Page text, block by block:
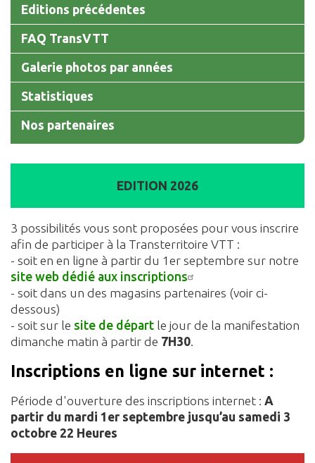
Editions précédentes
FAQ TransVTT
Galerie photos par années
Statistiques
Nos partenaires
EDITION 2026
3 possibilités vous sont proposées pour vous inscrire
afin de participer à la Transterritoire VTT :
- soit en en ligne à partir du 1er septembre sur notre
site web dédié aux inscriptions
- soit dans un des magasins partenaires (voir ci-
dessous)
- soit sur le site de départ le jour de la manifestation
dimanche matin à partir de 7H30.
Inscriptions en ligne sur internet :
Période d'ouverture des inscriptions internet : A
partir du mardi 1er septembre jusqu’au samedi 3
octobre 22 Heures